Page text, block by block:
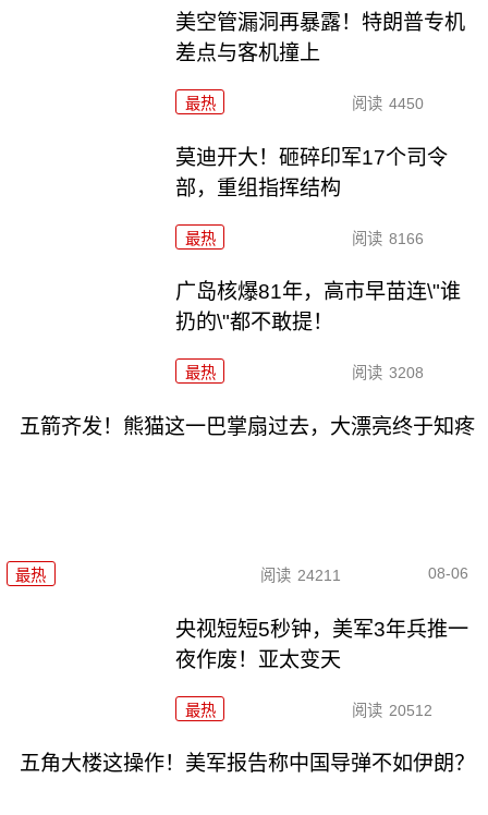
美空管漏洞再暴露！特朗普专机
差点与客机撞上
最热 阅读 4450
莫迪开大！砸碎印军17个司令
部，重组指挥结构
最热 阅读 8166
广岛核爆81年，高市早苗连\"谁
扔的\"都不敢提！
最热 阅读 3208
五箭齐发！熊猫这一巴掌扇过去，大漂亮终于知疼
最热 阅读 24211 08-06
央视短短5秒钟，美军3年兵推一
夜作废！亚太变天
最热 阅读 20512
五角大楼这操作！美军报告称中国导弹不如伊朗？